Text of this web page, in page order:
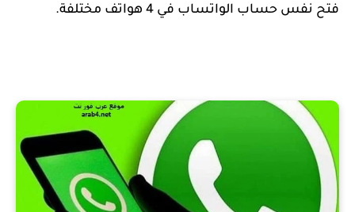
فتح نفس حساب الواتساب في 4 هواتف مختلفة.